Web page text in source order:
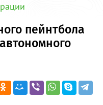
пейнтбола